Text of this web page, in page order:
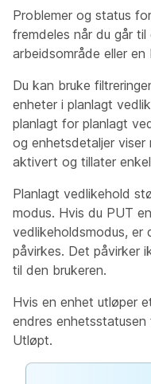
Problemer og status
fremdeles når du går
arbeidsområde eller
Du kan bruke
enheter i planlagt
planlagt for planlagt
og enhetsdetaljer viser
aktivert og tillater
Planlagt vedlikehold
modus. Hvis du PUT
vedlikeholdsmodus, er
påvirkes. Det påvirker
til den brukeren.
Hvis en enhet utløper
endres enhetsstatusen
Utløpt.